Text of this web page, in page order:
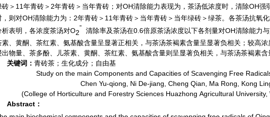
砖＞ 11年青砖＞ 2年青砖＞当年青砖；对OH清除能力表现为，茶汤低浓度时，清除OH强
，则对OH清除能力为： 2年青砖＞ 11年青砖＞当年青砖＞当年绿砖＞绿茶。各茶汤抗氧
析表明，各浓度茶汤对O2
ˉ 清除率及茶汤在0.6倍原茶汤浓度以下各剂量对OH清除能力
素、黄酮、茶红素、氨基酸含量呈显著正相关，与茶汤茶褐素含量呈显著负相关；较高浓
出物量、茶多酚、儿茶素、黄酮、茶红素、氨基酸含量则呈显著负相关，与茶汤茶褐素含
关键词： 青砖茶；生化成分；自由基
Study on the main Components and Capacities of Scavenging Free
Chen Yu-qiong, Ni De-jiang, Cheng Qian, Ma Rong, Kong
(College of Horticulture and Forestry Sciences Huazhong Agricultural
Abstract ：